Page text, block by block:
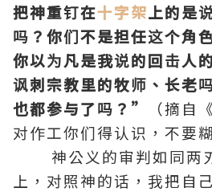
把神重钉在十字架上的是
吗？你们不是担任这个角
你以为凡是我说的回击人
讽刺宗教里的牧师、长老
也都参与了吗？”
（摘自
对作工你们得认识，不要
神公义的审判如同两
上，对照神的话，我把自